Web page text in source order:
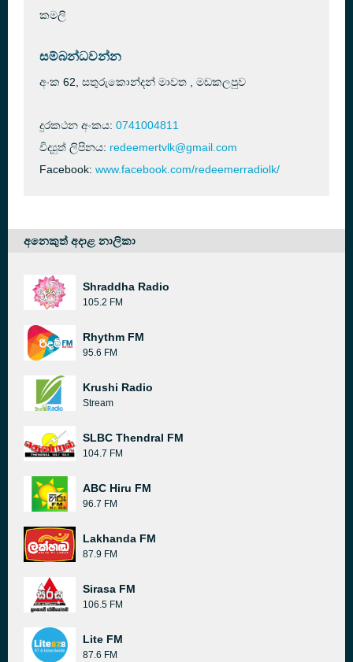
කමලි
සම්බන්ධවන්න
අංක 62, සතුරුකොන්දන් මාවත , මඩකලපුව
දුරකථන අංකය: 0741004811
විද්‍යුත් ලිපිනය: redeemertvlk@gmail.com
Facebook: www.facebook.com/redeemerradiolk/
අනෙකුත් අදාළ නාලිකා
Shraddha Radio
105.2 FM
Rhythm FM
95.6 FM
Krushi Radio
Stream
SLBC Thendral FM
104.7 FM
ABC Hiru FM
96.7 FM
Lakhanda FM
87.9 FM
Sirasa FM
106.5 FM
Lite FM
87.6 FM